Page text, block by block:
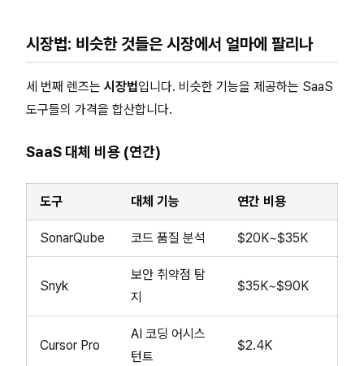
시장법: 비슷한 것들은 시장에서 얼마에 팔리나
세 번째 렌즈는 시장법입니다. 비슷한 기능을 제공하는 SaaS
도구들의 가격을 합산합니다.
SaaS 대체 비용 (연간)
도구 대체 기능 연간 비용
SonarQube 코드 품질 분석 $20K~$35K
Snyk
보안 취약점 탐
지
$35K~$90K
Cursor Pro
AI 코딩 어시스
턴트
$2.4K